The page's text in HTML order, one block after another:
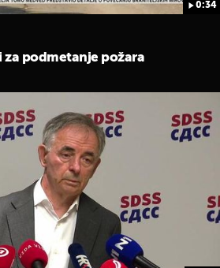
0:34
za podmetanje požara